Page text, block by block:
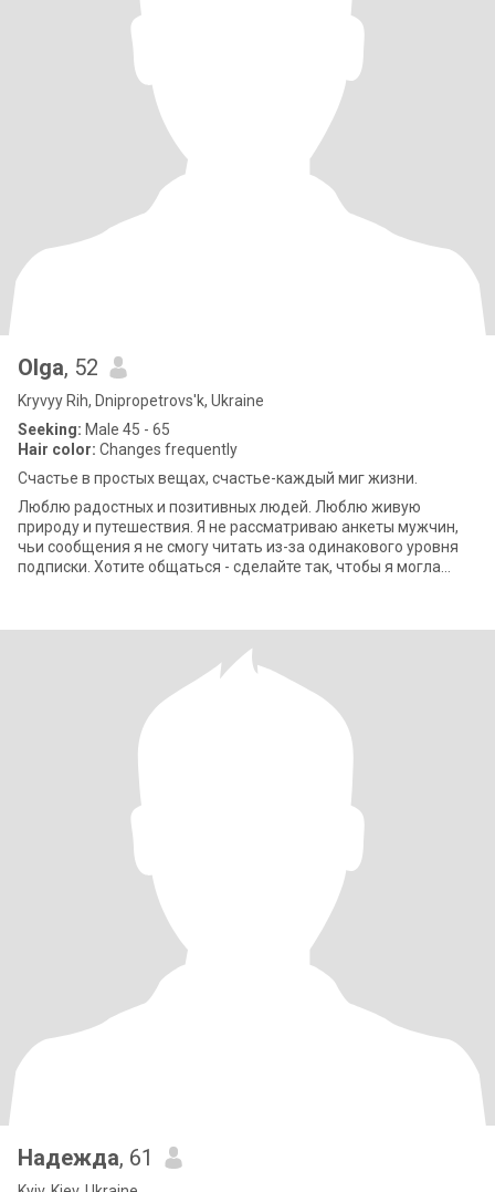
Olga, 52
Kryvyy Rih, Dnipropetrovs'k, Ukraine
Seeking: Male 45 - 65
Hair color: Changes frequently
Счастье в простых вещах, счастье-каждый миг жизни.
Люблю радостных и позитивных людей. Люблю живую
природу и путешествия. Я не рассматриваю анкеты мужчин,
чьи сообщения я не смогу читать из-за одинакового уровня
подписки. Хотите общаться - сделайте так, чтобы я могла
Надежда, 61